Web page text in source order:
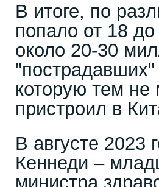
В итоге, по
попало от 18
около 20-30
которую тем не
пристроил в
В августе 2023
Кеннеди –
министра